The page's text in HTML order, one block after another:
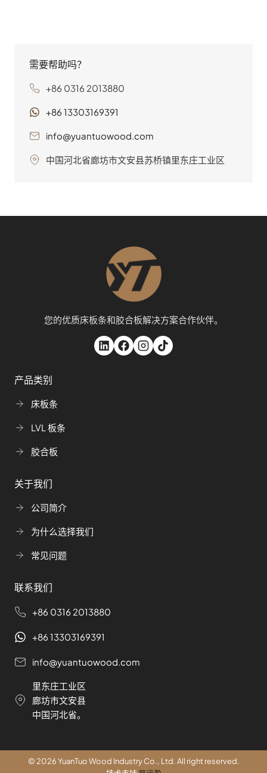
需要帮助吗？
+86 0316 2013880
+86 13303169391
info@yuantuowood.com
中国河北省廊坊市文安县苏桥镇里东庄工业区
您的优质床板条和胶合板解决方案合作伙伴。
产品类别
床板条
LVL 板条
胶合板
关于我们
公司简介
为什么选择我们
常见问题
联系我们
+86 0316 2013880
+86 13303169391
info@yuantuowood.com
里东庄工业区
廊坊市文安县
中国河北省。
© 2026 YuanTuo Wood Industry Co., Ltd. All right reserved.